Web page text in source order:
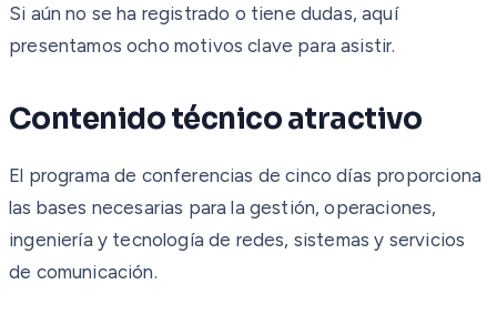
Si aún no se ha registrado o tiene dudas, aquí
presentamos ocho motivos clave para asistir.
Contenido técnico atractivo
El programa de conferencias de cinco días proporciona
las bases necesarias para la gestión, operaciones,
ingeniería y tecnología de redes, sistemas y servicios
de comunicación.